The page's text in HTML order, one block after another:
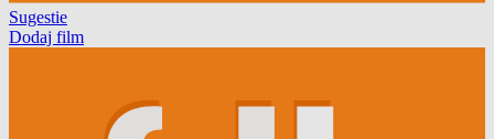
Sugestie
Dodaj film